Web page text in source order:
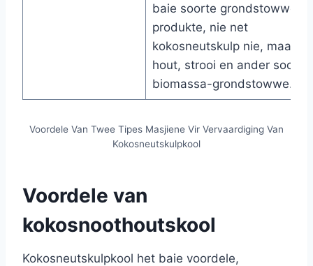
baie soorte grondstowwe
produkte, nie net
kokosneutskulp nie, maar
hout, strooi en ander soorte
biomassa-grondstowwe.
Voordele Van Twee Tipes Masjiene Vir Vervaardiging Van
Kokosneutskulpkool
Voordele van
kokosnoothoutskool
Kokosneutskulpkool het baie voordele,